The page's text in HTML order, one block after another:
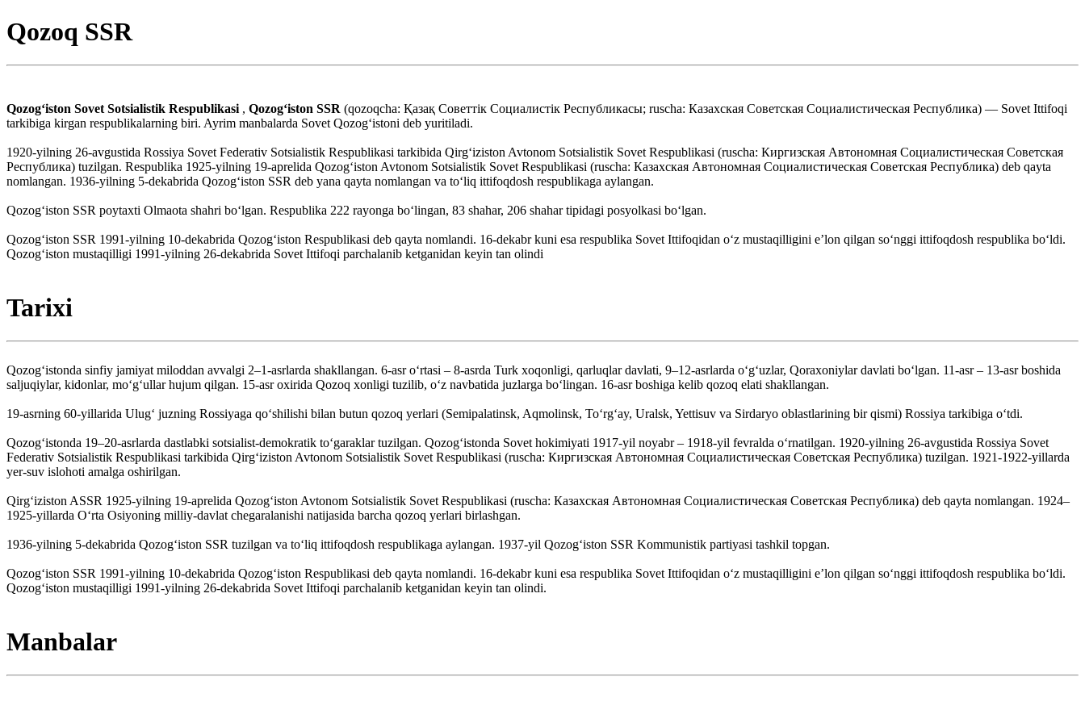
Qozoq SSR
Qozogʻiston Sovet Sotsialistik Respublikasi , Qozogʻiston SSR (qozoqcha: Қазақ Советтік Социалистік Республикасы; ruscha: Казахская Советская Социалистическая Республика) — Sovet Ittifoqi
tarkibiga kirgan respublikalarning biri. Ayrim manbalarda Sovet Qozogʻistoni deb yuritiladi.
1920-yilning 26-avgustida Rossiya Sovet Federativ Sotsialistik Respublikasi tarkibida Qirgʻiziston Avtonom Sotsialistik Sovet Respublikasi (ruscha: Киргизская Автономная Социалистическая Советская
Республика) tuzilgan. Respublika 1925-yilning 19-aprelida Qozogʻiston Avtonom Sotsialistik Sovet Respublikasi (ruscha: Казахская Автономная Социалистическая Советская Республика) deb qayta
nomlangan. 1936-yilning 5-dekabrida Qozogʻiston SSR deb yana qayta nomlangan va toʻliq ittifoqdosh respublikaga aylangan.
Qozogʻiston SSR poytaxti Olmaota shahri boʻlgan. Respublika 222 rayonga boʻlingan, 83 shahar, 206 shahar tipidagi posyolkasi boʻlgan.
Qozogʻiston SSR 1991-yilning 10-dekabrida Qozogʻiston Respublikasi deb qayta nomlandi. 16-dekabr kuni esa respublika Sovet Ittifoqidan oʻz mustaqilligini eʼlon qilgan soʻnggi ittifoqdosh respublika boʻldi.
Qozogʻiston mustaqilligi 1991-yilning 26-dekabrida Sovet Ittifoqi parchalanib ketganidan keyin tan olindi
Tarixi
Qozogʻistonda sinfiy jamiyat miloddan avvalgi 2–1-asrlarda shakllangan. 6-asr oʻrtasi – 8-asrda Turk xoqonligi, qarluqlar davlati, 9–12-asrlarda oʻgʻuzlar, Qoraxoniylar davlati boʻlgan. 11-asr – 13-asr boshida
saljuqiylar, kidonlar, moʻgʻullar hujum qilgan. 15-asr oxirida Qozoq xonligi tuzilib, oʻz navbatida juzlarga boʻlingan. 16-asr boshiga kelib qozoq elati shakllangan.
19-asrning 60-yillarida Ulugʻ juzning Rossiyaga qoʻshilishi bilan butun qozoq yerlari (Semipalatinsk, Aqmolinsk, Toʻrgʻay, Uralsk, Yettisuv va Sirdaryo oblastlarining bir qismi) Rossiya tarkibiga oʻtdi.
Qozogʻistonda 19–20-asrlarda dastlabki sotsialist-demokratik toʻgaraklar tuzilgan. Qozogʻistonda Sovet hokimiyati 1917-yil noyabr – 1918-yil fevralda oʻrnatilgan. 1920-yilning 26-avgustida Rossiya Sovet
Federativ Sotsialistik Respublikasi tarkibida Qirgʻiziston Avtonom Sotsialistik Sovet Respublikasi (ruscha: Киргизская Автономная Социалистическая Советская Республика) tuzilgan. 1921-1922-yillarda
yer-suv islohoti amalga oshirilgan.
Qirgʻiziston ASSR 1925-yilning 19-aprelida Qozogʻiston Avtonom Sotsialistik Sovet Respublikasi (ruscha: Казахская Автономная Социалистическая Советская Республика) deb qayta nomlangan. 1924–
1925-yillarda Oʻrta Osiyoning milliy-davlat chegaralanishi natijasida barcha qozoq yerlari birlashgan.
1936-yilning 5-dekabrida Qozogʻiston SSR tuzilgan va toʻliq ittifoqdosh respublikaga aylangan. 1937-yil Qozogʻiston SSR Kommunistik partiyasi tashkil topgan.
Qozogʻiston SSR 1991-yilning 10-dekabrida Qozogʻiston Respublikasi deb qayta nomlandi. 16-dekabr kuni esa respublika Sovet Ittifoqidan oʻz mustaqilligini eʼlon qilgan soʻnggi ittifoqdosh respublika boʻldi.
Qozogʻiston mustaqilligi 1991-yilning 26-dekabrida Sovet Ittifoqi parchalanib ketganidan keyin tan olindi.
Manbalar